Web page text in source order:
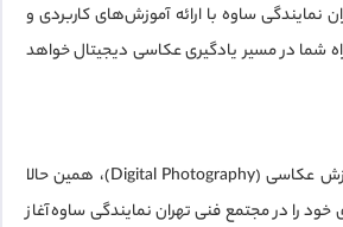
نمایندگی ساوه با ارائه آموزش‌های کاربردی و
شما در مسیر یادگیری عکاسی دیجیتال خواهد
برای ثبت‌نام در دوره آموزش عکاسی (Digital Photography)، همین حالا
خود را درمجتمع فنی تهران نمایندگی ساوهآغاز